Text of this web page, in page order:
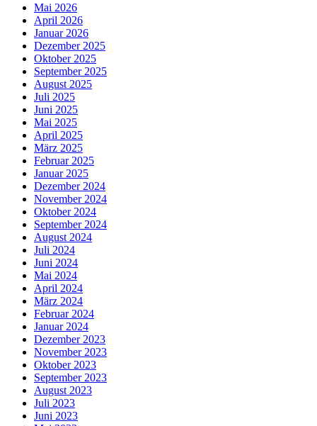
Mai 2026
April 2026
Januar 2026
Dezember 2025
Oktober 2025
September 2025
August 2025
Juli 2025
Juni 2025
Mai 2025
April 2025
März 2025
Februar 2025
Januar 2025
Dezember 2024
November 2024
Oktober 2024
September 2024
August 2024
Juli 2024
Juni 2024
Mai 2024
April 2024
März 2024
Februar 2024
Januar 2024
Dezember 2023
November 2023
Oktober 2023
September 2023
August 2023
Juli 2023
Juni 2023